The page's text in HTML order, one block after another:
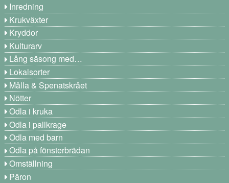
Inredning
Krukväxter
Kryddor
Kulturarv
Lång säsong med…
Lokalsorter
Målla & Spenatskrået
Nötter
Odla i kruka
Odla i pallkrage
Odla med barn
Odla på fönsterbrädan
Omställning
Päron